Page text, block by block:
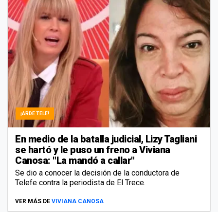
¡ARDE TELE!
En medio de la batalla judicial, Lizy Tagliani
se hartó y le puso un freno a Viviana
Canosa: "La mandó a callar"
Se dio a conocer la decisión de la conductora de
Telefe contra la periodista de El Trece.
VER MÁS DE VIVIANA CANOSA